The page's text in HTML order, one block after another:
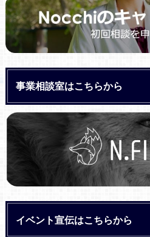
事業相談室はこちらから
イベント宣伝はこちらから